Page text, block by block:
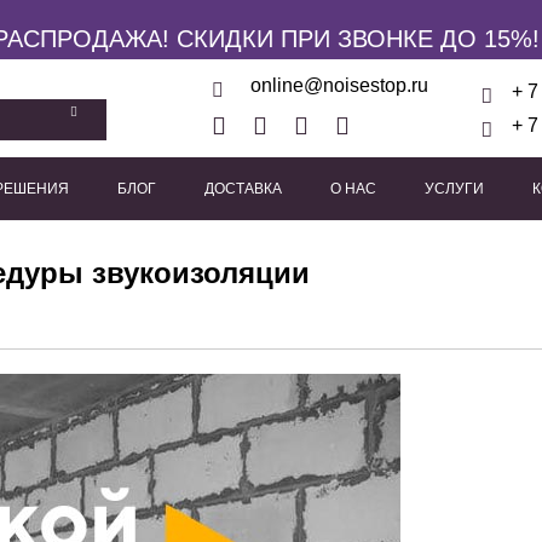
СКИДКИ ПРИ ЗВОНКЕ ДО 15%!
online@noisestop.ru
+
+
БЛОГ ДОСТАВКА О НАС УСЛУГИ
звукоизоляции